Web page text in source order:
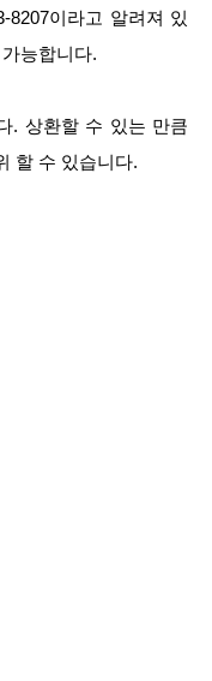
8207이라고 알려져 있
능합니다.
. 상환할 수 있는 만큼
할 수 있습니다.